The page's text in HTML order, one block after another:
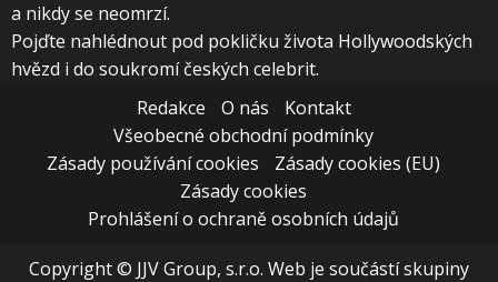
a nikdy se neomrzí.
Pojďte nahlédnout pod pokličku života Hollywoodských
hvězd i do soukromí českých celebrit.
Redakce
O nás
Kontakt
Všeobecné obchodní podmínky
Zásady používání cookies
Zásady cookies (EU)
Zásady cookies
Prohlášení o ochraně osobních údajů
Copyright © JJV Group, s.r.o. Web je součástí skupiny